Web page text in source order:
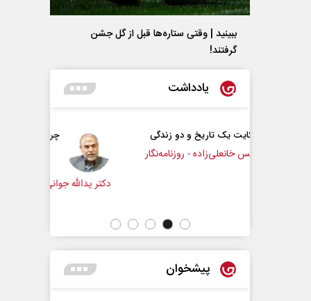
ببینید | وقتی ستاره‌ها قبل از گل جشن
گرفتند!
یادداشت
چرایی عقب‌نشینی ترامپ؟
دکتر یدالله جوانی - تحلیلگر مسائل سیاسی
پیشخوان